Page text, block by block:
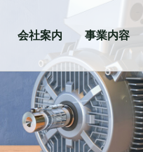
会社案内 事業内容